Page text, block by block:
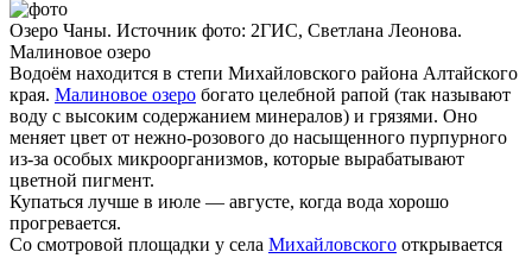
Озеро Чаны. Источник фото: 2ГИС, Светлана Леонова.
Малиновое озеро
Водоём находится в степи Михайловского района Алтайского
края. Малиновое озеро богато целебной рапой (так называют
воду с высоким содержанием минералов) и грязями. Оно
меняет цвет от нежно-розового до насыщенного пурпурного
из-за особых микроорганизмов, которые вырабатывают
цветной пигмент.
Купаться лучше в июле — августе, когда вода хорошо
прогревается.
Со смотровой площадки у села Михайловского открывается